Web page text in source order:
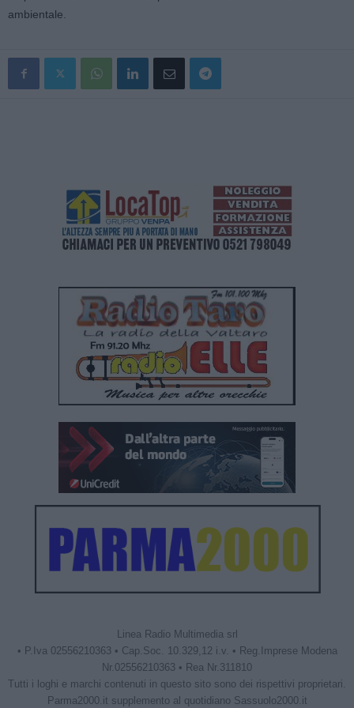
ambientale.
Linea Radio Multimedia srl
• P.Iva 02556210363 • Cap.Soc. 10.329,12 i.v. • Reg.Imprese Modena
Nr.02556210363 • Rea Nr.311810
Tutti i loghi e marchi contenuti in questo sito sono dei rispettivi proprietari.
Parma2000.it supplemento al quotidiano Sassuolo2000.it